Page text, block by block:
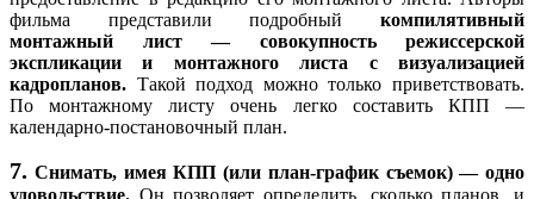
фильма представили подробный компилятивный
монтажный лист — совокупность режиссерской
экспликации и монтажного листа с визуализацией
кадропланов. Такой подход можно только приветствовать.
По монтажному листу очень легко составить КПП —
календарно-постановочный план.
7. Снимать, имея КПП (или план-график съемок) — одно
удовольствие. Он позволяет определить, сколько планов, и